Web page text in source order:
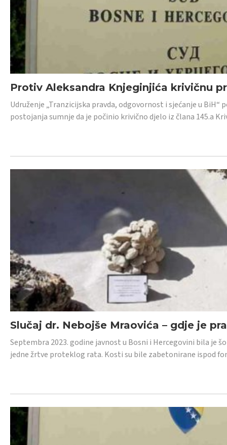
Protiv Aleksandra Knjeginjića krivičnu
Udruženje „Tranzicijska pravda, odgovornost i sjećanje u
postojanja sumnje da je počinio krivično djelo iz člana 145.a
Slučaj dr. Nebojše Mraovića – gdje je
Septembra 2023. godine javnost u Bosni i Hercegovini bila je
jedne žrtve proteklog rata. Kosti su bile zabetonirane ispod